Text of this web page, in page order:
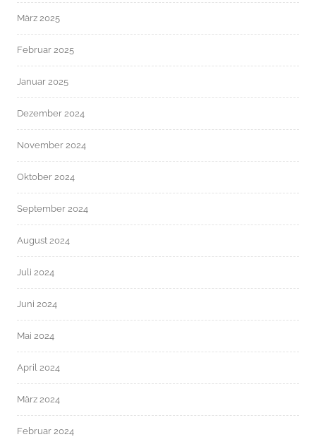
März 2025
Februar 2025
Januar 2025
Dezember 2024
November 2024
Oktober 2024
September 2024
August 2024
Juli 2024
Juni 2024
Mai 2024
April 2024
März 2024
Februar 2024